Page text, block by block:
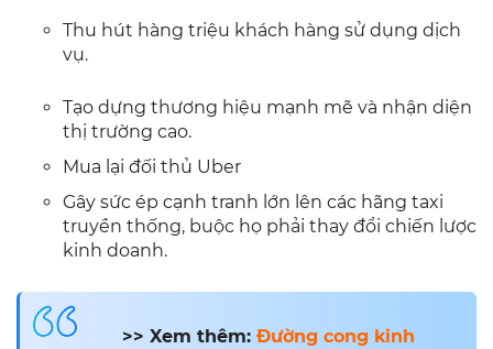
Thu hút hàng triệu khách hàng sử dụng dịch
vụ.
Tạo dựng thương hiệu mạnh mẽ và nhận diện
thị trường cao.
Mua lại đối thủ Uber
Gây sức ép cạnh tranh lớn lên các hãng taxi
truyền thống, buộc họ phải thay đổi chiến lược
kinh doanh.
>> Xem thêm: Đường cong kinh